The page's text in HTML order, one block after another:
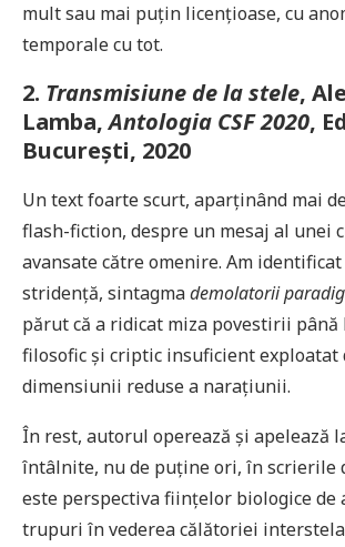
mult sau mai puțin licențioase, cu
temporale cu tot.
2. Transmisiune de la stele,
Lamba,Antologia CSF 2020,
București, 2020
Un text foarte scurt, aparținând mai
flash-fiction, despre un mesaj al unei
avansate către omenire. Am
stridență, sintagmademolatorii
părut că a ridicat miza povestirii până
filosofic și criptic insuficient exploatat
dimensiunii reduse a narațiunii.
În rest, autorul operează și apelează
întâlnite, nu de puține ori, în scrierile
este perspectiva ființelor biologice de
trupuri în vederea călătoriei